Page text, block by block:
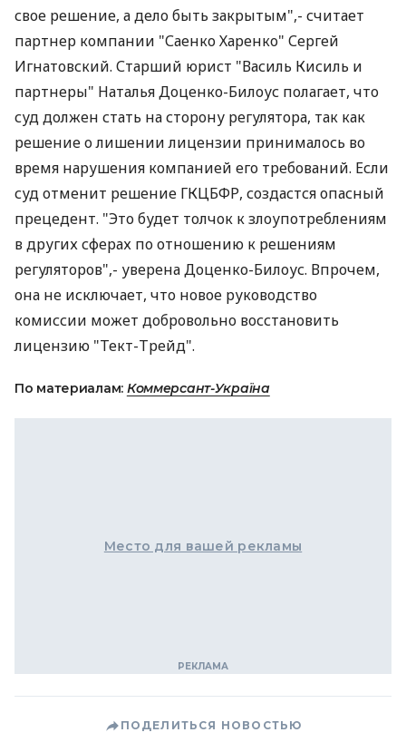
свое решение, а дело быть закрытым",- считает
партнер компании "Саенко Харенко" Сергей
Игнатовский. Старший юрист "Василь Кисиль и
партнеры" Наталья Доценко-Билоус полагает, что
суд должен стать на сторону регулятора, так как
решение о лишении лицензии принималось во
время нарушения компанией его требований. Если
суд отменит решение ГКЦБФР, создастся опасный
прецедент. "Это будет толчок к злоупотреблениям
в других сферах по отношению к решениям
регуляторов",- уверена Доценко-Билоус. Впрочем,
она не исключает, что новое руководство
комиссии может добровольно восстановить
лицензию "Тект-Трейд".
По материалам: Коммерсант-Україна
Место для вашей рекламы
ПОДЕЛИТЬСЯ НОВОСТЬЮ